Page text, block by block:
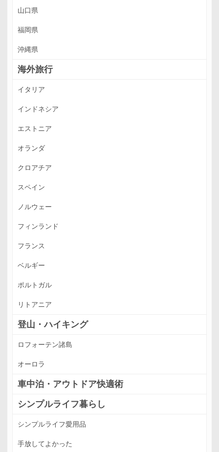
山口県
福岡県
沖縄県
海外旅行
イタリア
インドネシア
エストニア
オランダ
クロアチア
スペイン
ノルウェー
フィンランド
フランス
ベルギー
ポルトガル
リトアニア
登山・ハイキング
ロフォーテン諸島
オーロラ
車中泊・アウトドア快適術
シンプルライフ暮らし
シンプルライフ愛用品
手放してよかった